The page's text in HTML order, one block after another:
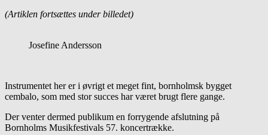
(Artiklen fortsættes under billedet)
Josefine Andersson
Instrumentet her er i øvrigt et meget fint, bornholmsk bygget
cembalo, som med stor succes har været brugt flere gange.
Der venter dermed publikum en forrygende afslutning på
Bornholms Musikfestivals 57. koncertrække.